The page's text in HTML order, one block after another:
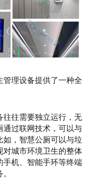
理设备提供了一种全
往需要独立运行，无
过联网技术，可以与
，智慧公厕可以与垃
城市环境卫生的整体
机、智能手环等终端